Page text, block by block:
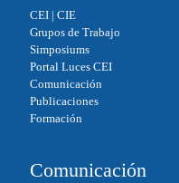
CEI| CIE
Grupos de Trabajo
Simposiums
Portal Luces CEI
Comunicación
Publicaciones
Formación
Comunicación